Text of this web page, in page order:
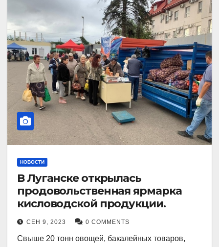
НОВОСТИ
В Луганске открылась
продовольственная ярмарка
кисловодской продукции.
СЕН 9, 2023 0 COMMENTS
Свыше 20 тонн овощей, бакалейных товаров,